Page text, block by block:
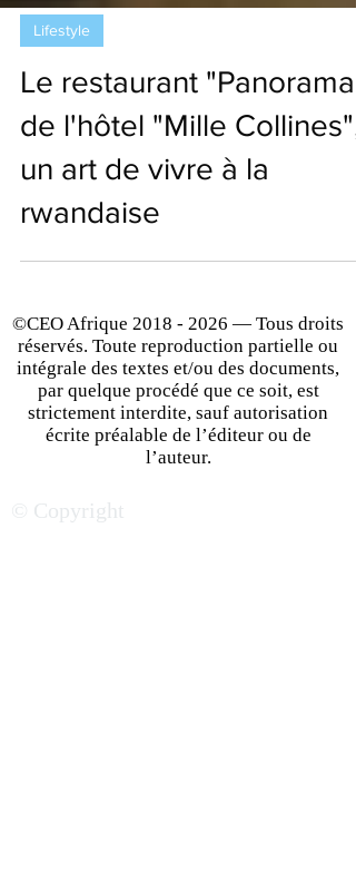
Lifestyle
Le restaurant "Panorama"
de l'hôtel "Mille Collines",
un art de vivre à la
rwandaise
©CEO Afrique2018 - 2026 — Tous droits
réservés. Toute reproduction partielle ou
intégrale des textes et/ou des documents,
strictement interdite, sauf autorisation